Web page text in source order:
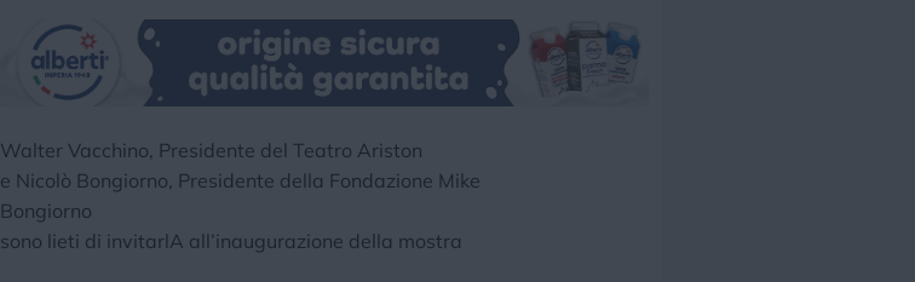
Walter Vacchino, Presidente del Teatro Ariston
e Nicolò Bongiorno, Presidente della Fondazione Mike
Bongiorno
sono lieti di invitarlA all’inaugurazione della mostra